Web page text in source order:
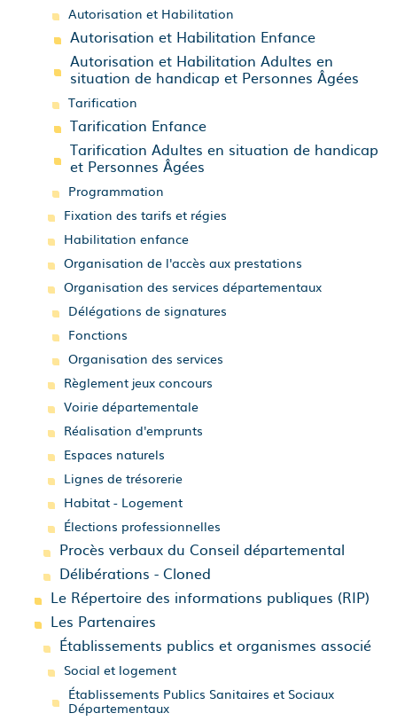
Autorisation et Habilitation
Autorisation et Habilitation Enfance
Autorisation et Habilitation Adultes en
situation de handicap et Personnes Âgées
Tarification
Tarification Enfance
Tarification Adultes en situation de handicap
et Personnes Âgées
Programmation
Fixation des tarifs et régies
Habilitation enfance
Organisation de l'accès aux prestations
Organisation des services départementaux
Délégations de signatures
Fonctions
Organisation des services
Règlement jeux concours
Voirie départementale
Réalisation d'emprunts
Espaces naturels
Lignes de trésorerie
Habitat - Logement
Élections professionnelles
Procès verbaux du Conseil départemental
Délibérations - Cloned
Le Répertoire des informations publiques (RIP)
Les Partenaires
Établissements publics et organismes associé
Social et logement
Établissements Publics Sanitaires et Sociaux
Départementaux